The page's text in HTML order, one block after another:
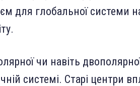
для глобальної системи
чи навіть
системі. Старі центри